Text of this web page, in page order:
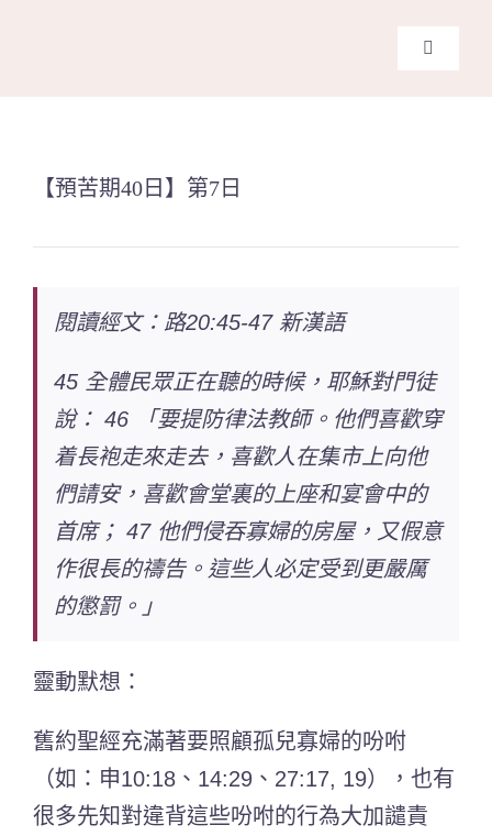
奉獻支
Search
for:
【預苦期40日】第7日
閱讀經文：路20:45-47 新漢語
45 全體民眾正在聽的時候，耶穌對門徒
說： 46 「要提防律法教師。他們喜歡穿
着長袍走來走去，喜歡人在集市上向他
們請安，喜歡會堂裏的上座和宴會中的
首席； 47 他們侵吞寡婦的房屋，又假意
作很長的禱告。這些人必定受到更嚴厲
的懲罰。」
靈動默想：
舊約聖經充滿著要照顧孤兒寡婦的吩咐
（如：申10:18、14:29、27:17, 19），也有
很多先知對違背這些吩咐的行為大加譴責